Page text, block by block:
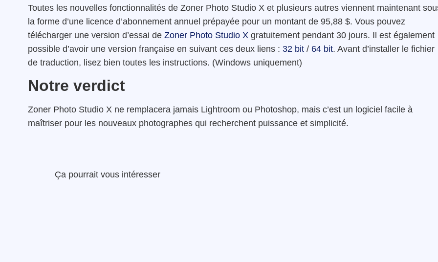
Toutes les nouvelles fonctionnalités de Zoner Photo Studio X et plusieurs autres viennent maintenant
la forme d’une licence d’abonnement annuel prépayée pour un montant de 95,88 $. Vous pouvez
télécharger une version d’essai de Zoner Photo Studio X gratuitement pendant 30 jours. Il est également
possible d’avoir une version française en suivant ces deux liens : 32 bit / 64 bit. Avant d’installer le fichier
de traduction, lisez bien toutes les instructions. (Windows uniquement)
Notre verdict
Zoner Photo Studio X ne remplacera jamais Lightroom ou Photoshop, mais c’est un logiciel facile à
maîtriser pour les nouveaux photographes qui recherchent puissance et simplicité.
Ça pourrait vous intéresser